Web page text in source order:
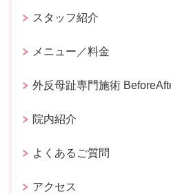
スタッフ紹介
メニュー／料金
外反母趾専門施術
院内紹介
よくあるご質問
アクセス